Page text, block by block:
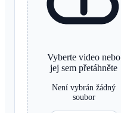
Vyberte video nebo
jej sem přetáhněte
Není vybrán žádný
soubor